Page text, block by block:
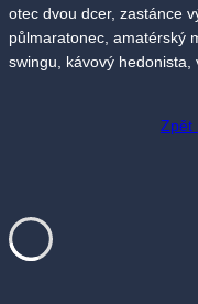
otec dvou dcer, zastánce
půlmaratonec, amatérský
swingu, kávový
Zpět